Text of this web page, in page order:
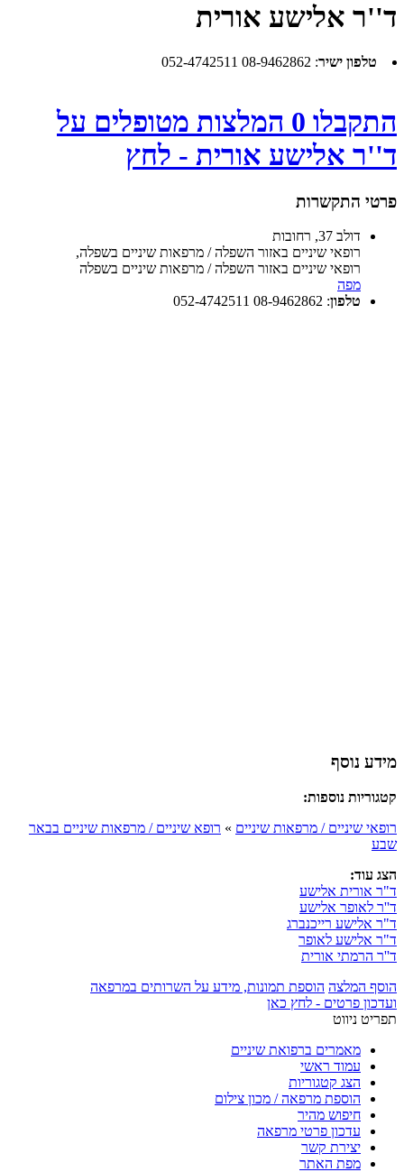
ד''ר אלישע אורית
טלפון ישיר:
08-9462862 052-4742511
התקבלו 0 המלצות מטופלים על
ד''ר אלישע אורית - לחץ
פרטי התקשרות
דולב 37, רחובות
רופאי שיניים באזור השפלה / מרפאות שיניים בשפלה,
רופאי שיניים באזור השפלה / מרפאות שיניים בשפלה
מפה
טלפון:
08-9462862 052-4742511
מידע נוסף
קטגוריות נוספות:
רופאי שיניים / מרפאות שיניים » רופא שיניים / מרפאות שיניים בבאר
שבע
הצג עוד:
ד"ר אורית אלישע
ד''ר לאופר אלישע
ד"ר אלישע רייכנברג
ד"ר אלישע לאופר
ד''ר הרמתי אורית
הוסף המלצה הוספת תמונות, מידע על השרותים במרפאה
ועדכון פרטים - לחץ כאן
תפריט ניווט
מאמרים ברפואת שיניים
עמוד ראשי
הצג קטגוריות
הוספת מרפאה / מכון צילום
חיפוש מהיר
עדכון פרטי מרפאה
יצירת קשר
מפת האתר